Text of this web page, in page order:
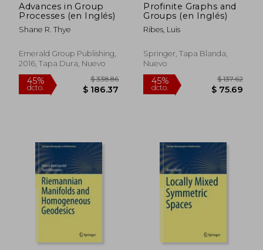
40%
dcto.
$ 190.86
$ 114.52
40%
dcto.
Advances in Group
Processes (en Inglés)
Shane R. Thye
Emerald Group Publishing,
2016, Tapa Dura, Nuevo
Profinite Graphs and
Groups (en Inglés)
Ribes, Luis
Springer, Tapa Blanda,
Nuevo